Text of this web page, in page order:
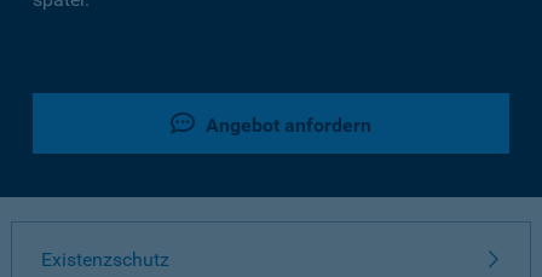
Angebot anfordern
Existenzschutz